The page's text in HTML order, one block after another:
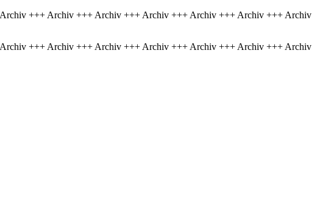
+++ Archiv +++ Archiv +++ Archiv +++ Archiv +++ Archiv +++ Archiv
+++ Archiv +++ Archiv +++ Archiv +++ Archiv +++ Archiv +++ Archiv